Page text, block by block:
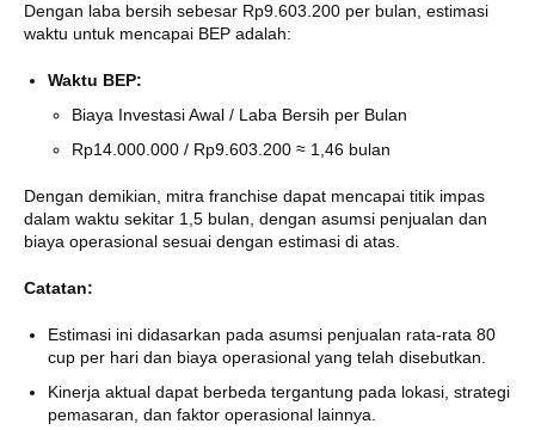
Dengan laba bersih sebesar Rp9.603.200 per bulan, estimasi
waktu untuk mencapai BEP adalah:
Waktu BEP:
Biaya Investasi Awal / Laba Bersih per Bulan
Rp14.000.000 / Rp9.603.200 ≈ 1,46 bulan
Dengan demikian, mitra franchise dapat mencapai titik impas
dalam waktu sekitar 1,5 bulan, dengan asumsi penjualan dan
biaya operasional sesuai dengan estimasi di atas.
Catatan:
Estimasi ini didasarkan pada asumsi penjualan rata-rata 80
cup per hari dan biaya operasional yang telah disebutkan.
Kinerja aktual dapat berbeda tergantung pada lokasi, strategi
pemasaran, dan faktor operasional lainnya.